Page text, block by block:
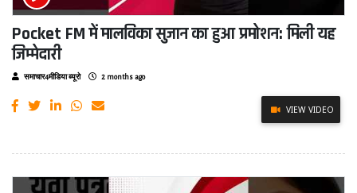
Pocket FM में मालविका सुजान का हुआ प्रमोशन: मिली यह
जिम्मेदारी
समाचार4मीडिया ब्यूरो 2 months ago
VIEW VIDEO